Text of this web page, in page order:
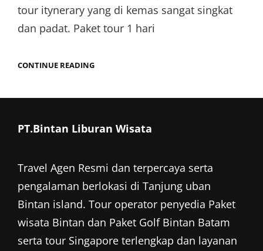
tour itynerary yang di kemas sangat singkat
dan padat. Paket tour 1 hari
CONTINUE READINGLAGOI
PT.Bintan Liburan Wisata
Travel Agen Resmi dan terpercaya serta
pengalaman berlokasi di Tanjung uban
Bintan island. Tour operator penyedia Paket
wisata Bintan dan Paket Golf Bintan Batam
serta tour Singapore terlengkap dan layanan